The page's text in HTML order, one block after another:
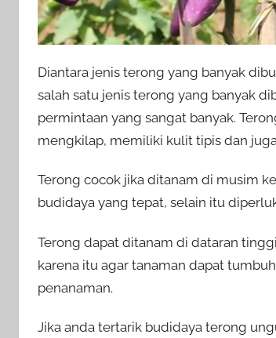
Diantara jenis terong yang banyak
salah satu jenis terong yang banyak
permintaan yang sangat banyak.
mengkilap, memiliki kulit tipis dan
Terong cocok jika ditanam di musim
budidaya yang tepat, selain itu
Terong dapat ditanam di dataran
karena itu agar tanaman dapat
penanaman.
Jika anda tertarik budidaya terong